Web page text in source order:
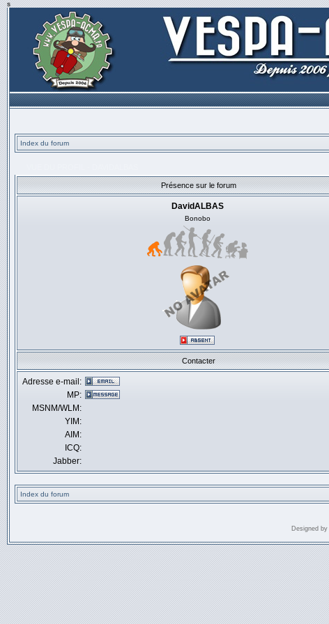
s
Index du forum
Présence sur le forum
DavidALBAS
Bonobo
Contacter
Adresse e-mail:
MP:
MSNM/WLM:
YIM:
AIM:
ICQ:
Jabber:
Index du forum
Designed by